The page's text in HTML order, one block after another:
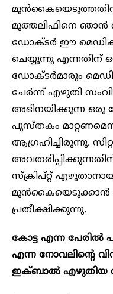
മുത്തലിഫിനെ ഞാൻ
ഡോക്ടർ ഈ
ചെയ്യുന്നു എന്നതിന്
ഡോക്ടർമാരും
ചേർന്ന് എഴുതി
അഭിനയിക്കുന്ന ഒരു
പുസ്തകം
ആഗ്രഹിച്ചിരുന്നു.
സ്ക്രിപ്റ്റ്
മുൻകൈയെടുക്കാൻ
പ്രതീക്ഷിക്കുന്നു.
കോട്ട എന്ന പേരിൽ
എന്ന നോവലിന്റെ
ഇക്ബാൽ എഴുതിയ